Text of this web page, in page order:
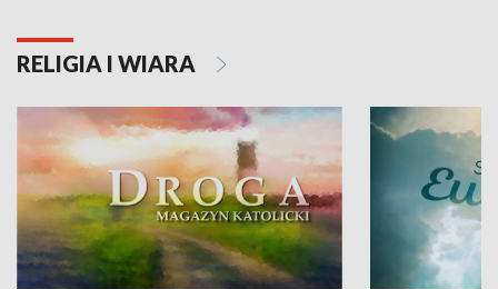
RELIGIA I WIARA